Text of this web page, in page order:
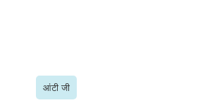
आंटी जी